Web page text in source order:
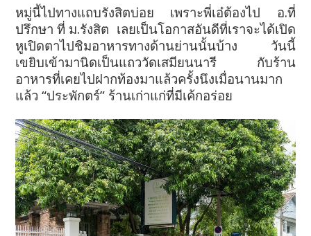
หมู่นี้ไปทางแถบรังสิตบ่อย เพราะพี่เอ๋ต้องไป อ.ที่
ปรึกษา ที่ ม.รังสิต เลยเป็นโอกาสอันดีที่เราจะได้เปิด
หูเปิดตาไปชิมอาหารทางด้านย่านนั้นบ้าง วันนี้
เขยิบเข้ามานิดเป็นแถววัดเสมียนนารี กับร้าน
อาหารที่เคยไปฝากท้องมาแล้วครั้งนึงเมื่อนานมาก
แล้ว “ประพักตร์” ร้านเก่าแก่ที่มีเค้กอร่อย